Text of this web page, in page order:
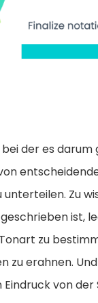
der es
Zu
ist,
zu
zu erahnen.
von